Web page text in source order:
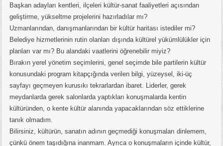
Başkan adayları kentleri, ilçeleri kültür-sanat faaliyetleri açısından
geliştirme, yükseltme projelerini hazırladılar mı?
Uzmanlarından, danışmanlarından bir kültür haritası istediler mi?
Belediye hizmetlerinin rutin olanları dışında kültürel yükümlülükler için
planları var mı? Bu alandaki vaatlerini öğrenebilir miyiz?
Bırakın yerel yönetim seçimlerini, genel seçimde bile partilerin kültür
konusundaki program kitapçığında verilen bilgi, yüzeysel, iki-üç
sayfayı geçmeyen kurusıkı tekrarlardan ibaret. Liderler, gerek
meydanlarda gerek salonlarda yaptıkları konuşmalarda kentin
kültüründen, o kente kültür alanında yapacaklarından söz ettiklerine
tanık olmadım.
Bilirsiniz, kültürün, sanatın adının geçmediği konuşmaları dinlemem,
çünkü önem taşıdığına inanmam. Ayrıca o konuşmaların içinde kültür,